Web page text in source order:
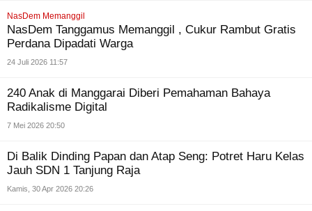
NasDem Memanggil
NasDem Tanggamus Memanggil , Cukur Rambut Gratis
Perdana Dipadati Warga
24 Juli 2026 11:57
240 Anak di Manggarai Diberi Pemahaman Bahaya
Radikalisme Digital
7 Mei 2026 20:50
Di Balik Dinding Papan dan Atap Seng: Potret Haru Kelas
Jauh SDN 1 Tanjung Raja
Kamis, 30 Apr 2026 20:26